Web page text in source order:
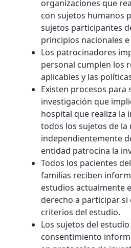
organizaciones que
con sujetos humanos
sujetos participantes
principios nacionales
Los patrocinadores
personal cumplen los
aplicables y las
Existen procesos para
investigación que
hospital que realiza la
todos los sujetos de la
independientemente
entidad patrocina la
Todos los pacientes
familias reciben
estudios actualmente
derecho a participar si
criterios del estudio.
Los sujetos del
consentimiento